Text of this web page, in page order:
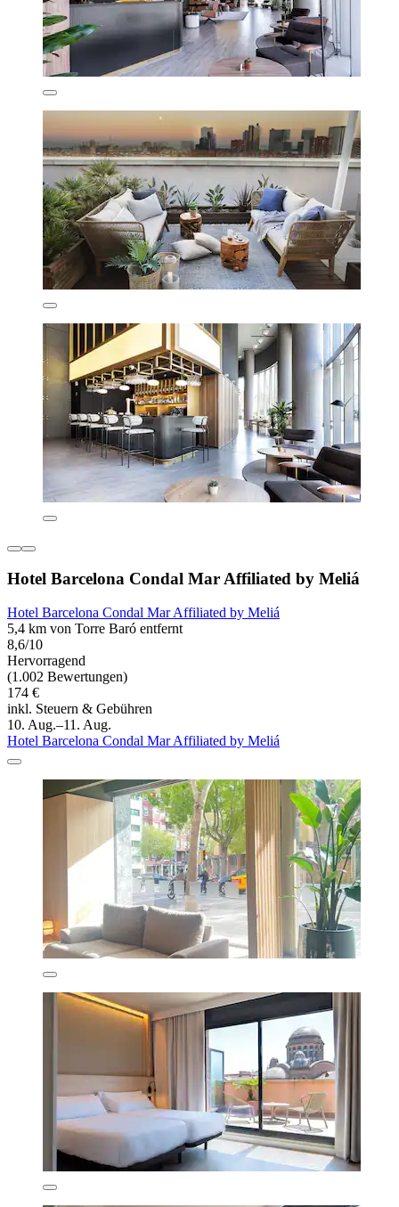
Hotel Barcelona Condal Mar Affiliated by Meliá
Hotel Barcelona Condal Mar Affiliated by Meliá
5,4 km von Torre Baró entfernt
8,6/10
Hervorragend
(1.002 Bewertungen)
174 €
inkl. Steuern & Gebühren
10. Aug.–11. Aug.
Hotel Barcelona Condal Mar Affiliated by Meliá